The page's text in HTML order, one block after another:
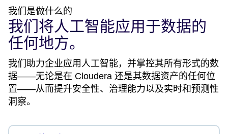
我们是做什么的
我们将人工智能应用于数据的
任何地方。
我们助力企业应用人工智能，并掌控其所有形式的数
据——无论是在 Cloudera 还是其数据资产的任何位
置——从而提升安全性、治理能力以及实时和预测性
洞察。